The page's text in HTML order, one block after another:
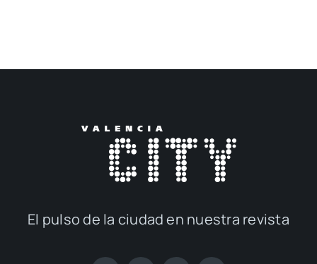
El pul­so de la ciu­dad en nues­tra revis­ta